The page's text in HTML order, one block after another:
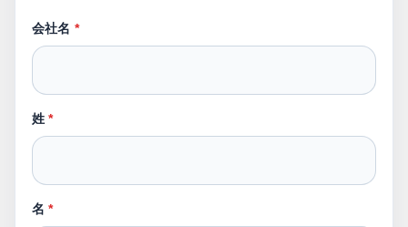
会社名 *
姓*
名*